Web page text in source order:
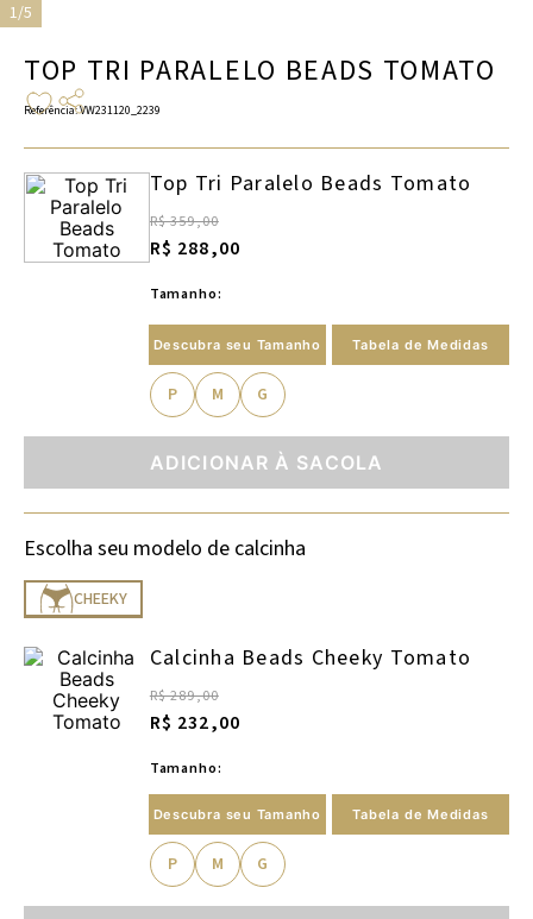
1/5
TOP TRI PARALELO BEADS TOMATO
Referência:VW231120_2239
Top Tri Paralelo Beads Tomato
R$ 359,00
R$ 288,00
Tamanho:
Descubra seu Tamanho Tabela de Medidas
P M G
ADICIONAR À SACOLA
Escolha seu modelo de calcinha
CHEEKY
Calcinha Beads Cheeky Tomato
R$ 289,00
R$ 232,00
Tamanho:
Descubra seu Tamanho Tabela de Medidas
P M G